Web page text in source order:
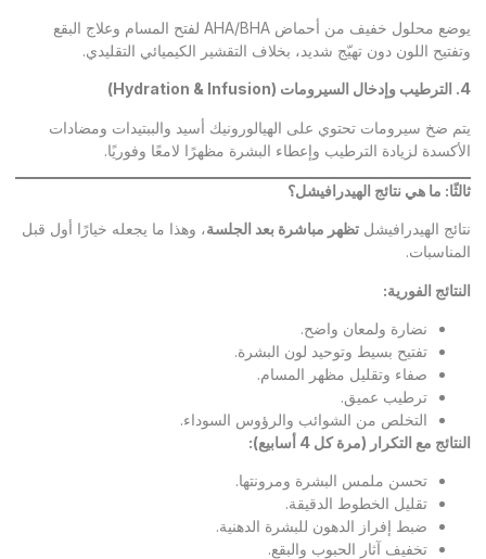
يوضع محلول خفيف من أحماض AHA/BHA لفتح المسام وعلاج البقع
وتفتيح اللون دون تهيّج شديد، بخلاف التقشير الكيميائي التقليدي.
4. الترطيب وإدخال السيرومات (Hydration & Infusion)
يتم ضخ سيرومات تحتوي على الهيالورونيك أسيد والببتيدات ومضادات
الأكسدة لزيادة الترطيب وإعطاء البشرة مظهرًا لامعًا وفوريًا.
ثالثًا: ما هي نتائج الهيدرافيشل؟
نتائج الهيدرافيشل تظهر مباشرة بعد الجلسة، وهذا ما يجعله خيارًا أول قبل
المناسبات.
النتائج الفورية:
نضارة ولمعان واضح.
تفتيح بسيط وتوحيد لون البشرة.
صفاء وتقليل مظهر المسام.
ترطيب عميق.
التخلص من الشوائب والرؤوس السوداء.
النتائج مع التكرار (مرة كل 4 أسابيع)
:
تحسن ملمس البشرة ومرونتها.
تقليل الخطوط الدقيقة.
ضبط إفراز الدهون للبشرة الدهنية.
تخفيف آثار الحبوب والبقع.